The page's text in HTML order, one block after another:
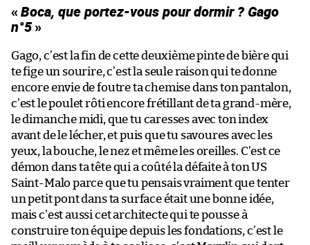
«Boca, que portez-vous pour dormir ? Gago
n°5»
Gago, c’est la fin de cette deuxième pinte de bière qui
te fige un sourire, c’est la seule raison qui te donne
encore envie de foutre ta chemise dans ton pantalon,
c’est le poulet rôti encore frétillant de ta grand-mère,
le dimanche midi, que tu caresses avec ton index
avant de le lécher, et puis que tu savoures avec les
yeux, la bouche, le nez et même les oreilles. C’est ce
démon dans ta tête qui a coûté la défaite à ton US
Saint-Malo parce que tu pensais vraiment que tenter
un petit pont dans ta surface était une bonne idée,
mais c’est aussi cet architecte qui te pousse à
construire ton équipe depuis les fondations, c’est le